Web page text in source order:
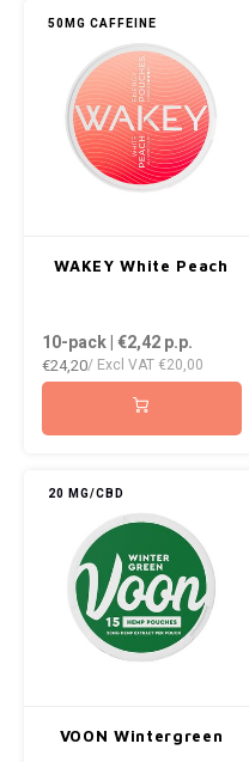
50MG CAFFEINE
WAKEY White Peach
10-pack | €2,42p.p.
€24,20/ Excl VAT €20,00
20 MG/CBD
VOON Wintergreen